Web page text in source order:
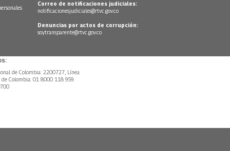
Correo de notificaciones judiciales:
notificacionesjudiciales@rtvc.gov.co
Denuncias por actos de corrupción:
soytransparente@rtvc.gov.co
de Colombia: 2200727, Línea
Colombia: 01 8000 118 959.